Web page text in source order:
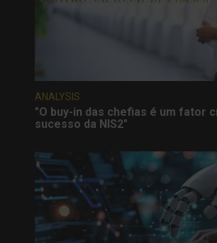
ANALYSIS
"O buy-in das chefias é um fator
sucesso da NIS2"